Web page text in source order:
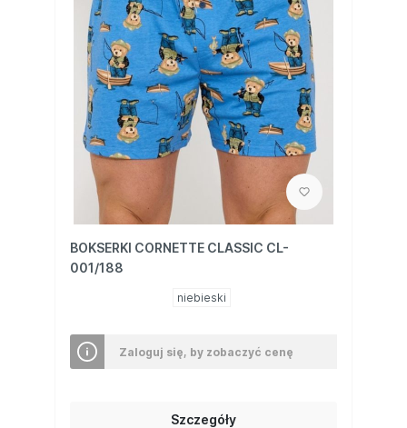
BOKSERKI CORNETTE CLASSIC CL-
001/188
niebieski
Zaloguj się, by zobaczyć cenę
Szczegóły